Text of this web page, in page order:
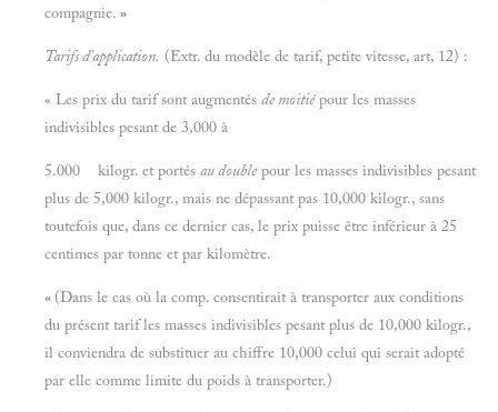
compagnie. »
Tarifs d'application. (Extr. du modèle de tarif, petite vitesse, art, 12) :
« Les prix du tarif sont augmentés de moitiépour les masses
indivisibles pesant de 3,000 à
5.000 kilogr. et portés au double pour les masses indivisibles pesant
plus de 5,000 kilogr., mais ne dépassant pas 10,000 kilogr., sans
toutefois que, dans ce dernier cas, le prix puisse être inférieur à 25
centimes par tonne et par kilomètre.
« (Dans le cas où la comp. consentirait à transporter aux conditions
du présent tarif les masses indivisibles pesant plus de 10,000 kilogr.,
il conviendra de substituer au chiffre 10,000 celui qui serait adopté
par elle comme limite du poids à transporter.)